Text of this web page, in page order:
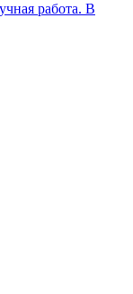
работа. В